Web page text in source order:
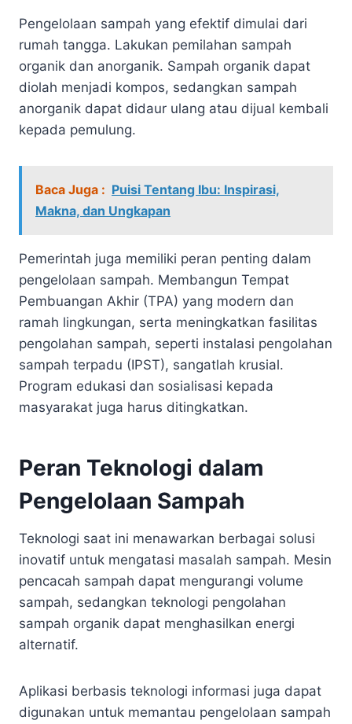
Pengelolaan sampah yang efektif dimulai dari
rumah tangga. Lakukan pemilahan sampah
organik dan anorganik. Sampah organik dapat
diolah menjadi kompos, sedangkan sampah
anorganik dapat didaur ulang atau dijual kembali
kepada pemulung.
Baca Juga : Puisi Tentang Ibu: Inspirasi,
Makna, dan Ungkapan
Pemerintah juga memiliki peran penting dalam
pengelolaan sampah. Membangun Tempat
Pembuangan Akhir (TPA) yang modern dan
ramah lingkungan, serta meningkatkan fasilitas
pengolahan sampah, seperti instalasi pengolahan
sampah terpadu (IPST), sangatlah krusial.
Program edukasi dan sosialisasi kepada
masyarakat juga harus ditingkatkan.
Peran Teknologi dalam
Pengelolaan Sampah
Teknologi saat ini menawarkan berbagai solusi
inovatif untuk mengatasi masalah sampah. Mesin
pencacah sampah dapat mengurangi volume
sampah, sedangkan teknologi pengolahan
sampah organik dapat menghasilkan energi
alternatif.
Aplikasi berbasis teknologi informasi juga dapat
digunakan untuk memantau pengelolaan sampah